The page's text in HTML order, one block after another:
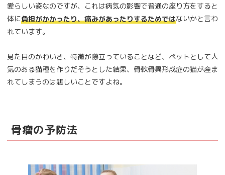
愛らしい姿なのですが、これは病気の影響で普通の座り方をすると
体に負担がかかったり、痛みがあったりするためではないかと言わ
れています。
見た目のかわいさ、特徴が際立っていることなど、ペットとして人
気のある猫種を作りだそうとした結果、骨軟骨異形成症の猫が産ま
れてしまうのは悲しいことですよね。
骨瘤の予防法